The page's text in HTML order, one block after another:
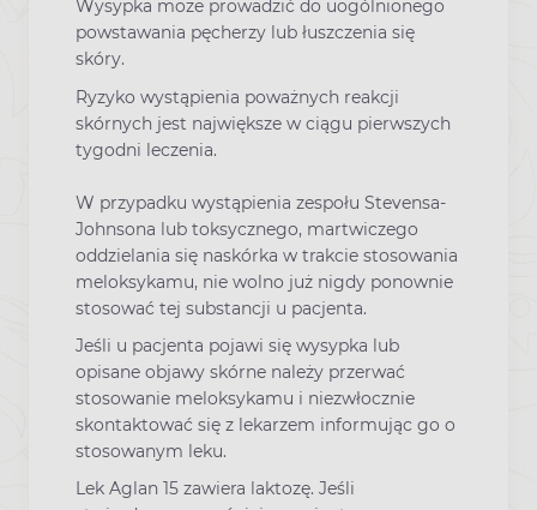
Wysypka może prowadzić do uogólnionego
powstawania pęcherzy lub łuszczenia się
skóry.
Ryzyko wystąpienia poważnych reakcji
skórnych jest największe w ciągu pierwszych
tygodni leczenia.
W przypadku wystąpienia zespołu Stevensa-
Johnsona lub toksycznego, martwiczego
oddzielania się naskórka w trakcie stosowania
meloksykamu, nie wolno już nigdy ponownie
stosować tej substancji u pacjenta.
Jeśli u pacjenta pojawi się wysypka lub
opisane objawy skórne należy przerwać
stosowanie meloksykamu i niezwłocznie
skontaktować się z lekarzem informując go o
stosowanym leku.
Lek Aglan 15 zawiera laktozę. Jeśli